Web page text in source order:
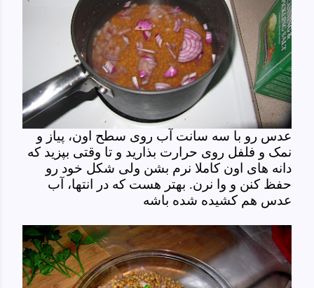
عدس رو با سه سانت آب روی سطح اون، پیاز و
نمک و فلفل روی حرارت بذارید و تا وقتی بپزید که
دانه های اون کاملا نرم بشن ولی شکل خود رو
حفظ کنن و وا نرن. بهتر هست که در انتها، آب
عدس هم کشیده شده باشه